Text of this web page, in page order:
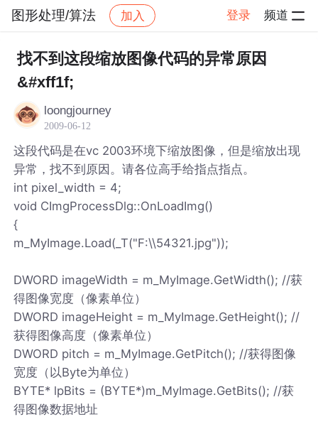
图形处理/算法 加入 登录 频道
社区 图形处理/算法 帖子详情
找不到这段缩放图像代码的异常原因
&#xff1f;
loongjourney
2009-06-12
这段代码是在vc 2003环境下缩放图像，但是缩放出现
异常，找不到原因。请各位高手给指点指点。
int pixel_width = 4;
void CImgProcessDlg::OnLoadImg()
{
m_MyImage.Load(_T("F:\\54321.jpg"));
DWORD imageWidth = m_MyImage.GetWidth(); //获
得图像宽度（像素单位）
DWORD imageHeight = m_MyImage.GetHeight(); //
获得图像高度（像素单位）
DWORD pitch = m_MyImage.GetPitch(); //获得图像
宽度（以Byte为单位）
BYTE* lpBits = (BYTE*)m_MyImage.GetBits(); //获
得图像数据地址